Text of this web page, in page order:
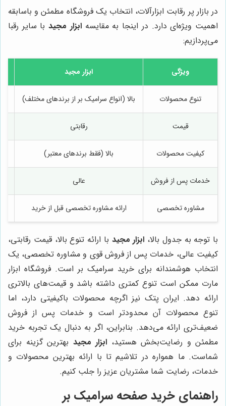
در بازار پر رقابت ابزارآلات، انتخاب یک فروشگاه مطمئن و باسابقه
اهمیت ویژه‌ای دارد. در اینجا به مقایسهابزار مجیدبا سایر رقبا
می‌پردازیم:
ویژگی ابزار مجید
تنوع محصولات بالا (انواع سرامیک بر از برندهای مختلف)
قیمت رقابتی
کیفیت محصولات بالا (فقط برندهای معتبر)
خدمات پس از فروش عالی
مشاوره تخصصی ارائه مشاوره تخصصی قبل از خرید
با توجه به جدول بالا، ابزار مجید با ارائه تنوع بالا، قیمت رقابتی،
کیفیت عالی، خدمات پس از فروش قوی و مشاوره تخصصی، یک
انتخاب هوشمندانه برای خرید سرامیک بر است. فروشگاه ابزار
مارت ممکن است تنوع کمتری داشته باشد و قیمت‌های بالاتری
ارائه دهد. ایران پتک نیز اگرچه محصولات باکیفیتی دارد، اما
تنوع محصولات آن محدودتر است و خدمات پس از فروش
ضعیف‌تری ارائه می‌دهد. بنابراین، اگر به دنبال یک تجربه خرید
مطمئن و رضایت‌بخش هستید، ابزار مجید بهترین گزینه برای
شماست. ما همواره در تلاشیم تا با ارائه بهترین محصولات و
خدمات، رضایت شما مشتریان عزیز را جلب کنیم.
راهنمای خرید صفحه سرامیک بر